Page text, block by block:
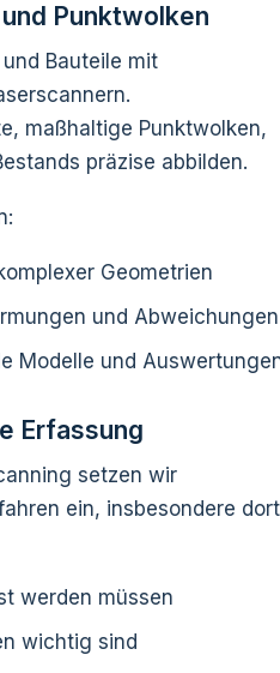
Punktwolken
Bauteile mit
maßhaltige Punktwolken,
präzise abbilden.
Geometrien
und Abweichungen
Modelle und
Erfassung
setzen wir
ein, insbesondere
werden müssen
wichtig sind